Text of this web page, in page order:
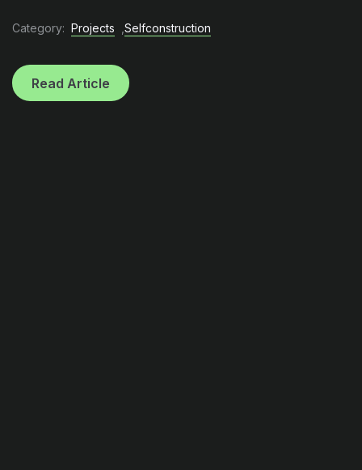
Category: Projects Selfconstruction
Read Article